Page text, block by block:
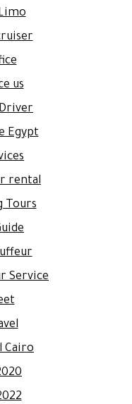
us
Egypt
rental
Tours
Service
Cairo